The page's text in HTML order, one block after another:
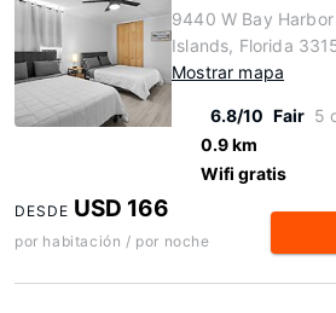
9440 W Bay
Islands, Florida
Mostrar mapa
6.8/10 Fair 5
0.9 km
Wifi gratis
DESDE USD 166
por habitación / por noche